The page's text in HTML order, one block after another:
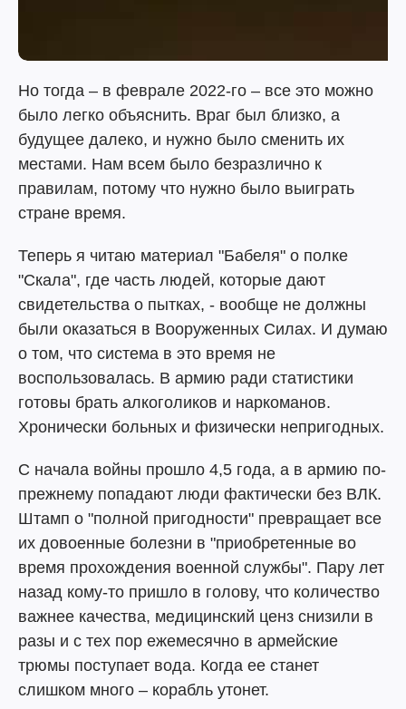
Но тогда – в феврале 2022-го – все это можно
было легко объяснить. Враг был близко, а
будущее далеко, и нужно было сменить их
местами. Нам всем было безразлично к
правилам, потому что нужно было выиграть
стране время.
Теперь я читаю материал "Бабеля" о полке
"Скала", где часть людей, которые дают
свидетельства о пытках, - вообще не должны
были оказаться в Вооруженных Силах. И думаю
о том, что система в это время не
воспользовалась. В армию ради статистики
готовы брать алкоголиков и наркоманов.
Хронически больных и физически непригодных.
С начала войны прошло 4,5 года, а в армию по-
прежнему попадают люди фактически без ВЛК.
Штамп о "полной пригодности" превращает все
их довоенные болезни в "приобретенные во
время прохождения военной службы". Пару лет
назад кому-то пришло в голову, что количество
важнее качества, медицинский ценз снизили в
разы и с тех пор ежемесячно в армейские
трюмы поступает вода. Когда ее станет
слишком много – корабль утонет.